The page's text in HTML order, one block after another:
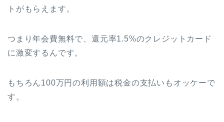
トがもらえます。
つまり年会費無料で、還元率1.5%のクレジットカード
に激変するんです。
もちろん100万円の利用額は税金の支払いもオッケーで
す。